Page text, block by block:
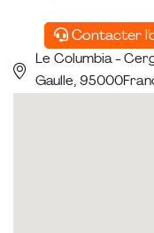
Contacter
Le Columbia -
Gaulle,